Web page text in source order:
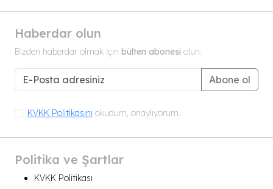
Haberdar olun
Bizden haberdar olmak için bülten abonesi olun.
Abone ol
KVKK Politikasını okudum, onaylıyorum.
Politika ve Şartlar
KVKK Politikası